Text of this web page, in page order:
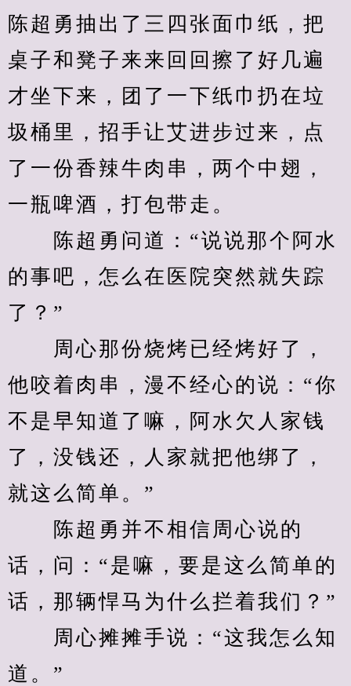
陈超勇抽出了三四张面巾纸，把
桌子和凳子来来回回擦了好几遍
才坐下来，团了一下纸巾扔在垃
圾桶里，招手让艾进步过来，点
了一份香辣牛肉串，两个中翅，
一瓶啤酒，打包带走。
陈超勇问道：“说说那个阿水
的事吧，怎么在医院突然就失踪
了？”
周心那份烧烤已经烤好了，
他咬着肉串，漫不经心的说：“你
不是早知道了嘛，阿水欠人家钱
了，没钱还，人家就把他绑了，
就这么简单。”
陈超勇并不相信周心说的
话，问：“是嘛，要是这么简单的
话，那辆悍马为什么拦着我们？”
周心摊摊手说：“这我怎么知
道。”